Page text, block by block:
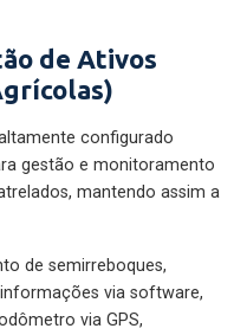
de Ativos
configurado
gestão e monitoramento
mantendo assim a
de semirreboques,
via software,
via GPS,